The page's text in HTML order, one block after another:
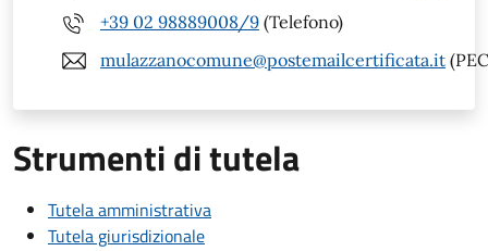
+39 02 98889008/9 (Telefono)
mulazzanocomune@postemailcertificata.it
Strumenti di tutela
Tutela amministrativa
Tutela giurisdizionale